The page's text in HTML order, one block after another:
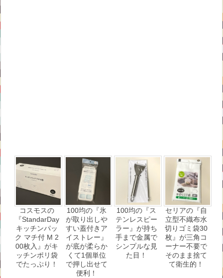
コスモスの
『StandarDay
キッチンパッ
ク マチ付 M 2
00枚入』がキ
ッチンポリ袋
でたっぷり！
100均の『氷
が取り出しや
すい蓋付きア
イストレー』
が底が柔らか
くて1個単位
で押し出せて
便利！
100均の『ス
テンレスピー
ラー』が持ち
手まで金属で
シンプルな見
た目！
セリアの『自
立型不織布水
切りゴミ袋30
枚』が三角コ
ーナー不要で
そのまま捨て
て衛生的！